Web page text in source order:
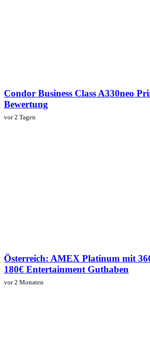
Condor Business Class A330neo
Bewertung
vor 2 Tagen
Österreich: AMEX Platinum mit
180€ Entertainment Guthaben
vor 2 Monaten